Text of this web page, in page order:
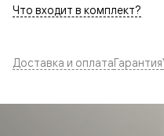
Что входит в комплект?
Доставка и оплатаГарантия